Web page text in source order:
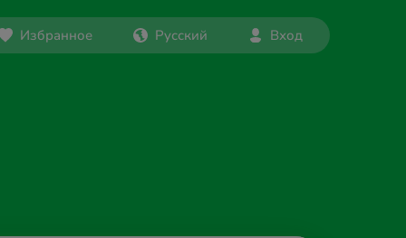
Избранное Русский Вход